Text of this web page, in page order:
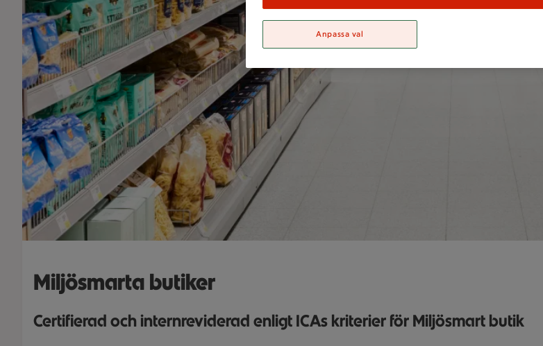
Miljösmarta butiker
Certifierad och internreviderad enligt ICAs kriterier för Miljösmart butik
Anpassa val